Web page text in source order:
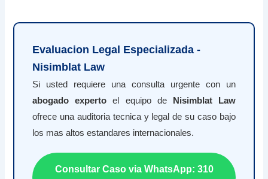
Evaluacion Legal Especializada -
Nisimblat Law
Si usted requiere una consulta urgente con un
abogado experto el equipo de Nisimblat Law
ofrece una auditoria tecnica y legal de su caso bajo
los mas altos estandares internacionales.
Consultar Caso via WhatsApp: 310